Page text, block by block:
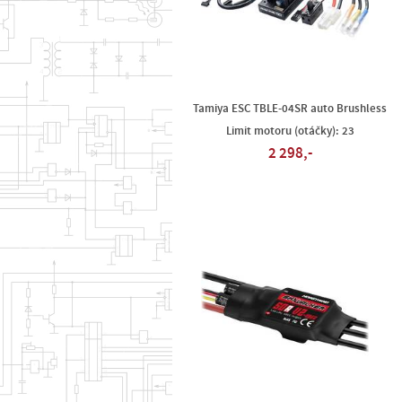
Tamiya ESC TBLE-04SR auto Brushless
Limit motoru (otáčky): 23
2 298,-